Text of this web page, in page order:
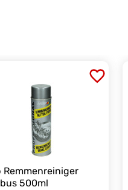
Remmenreiniger
500ml